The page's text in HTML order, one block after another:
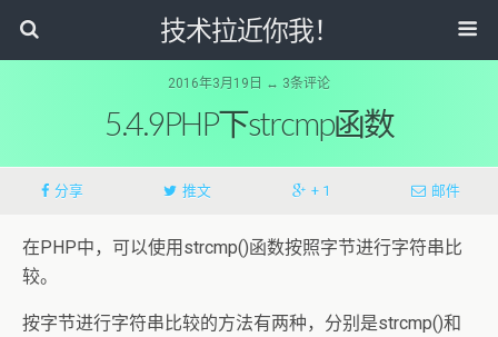
技术拉近你我！
2016年3月19日 ↔ 3条评论
5.4.9PHP下strcmp函数
分享 推文 + 1 邮件
在PHP中，可以使用strcmp()函数按照字节进行字符串比
较。
按字节进行字符串比较的方法有两种，分别是strcmp()和